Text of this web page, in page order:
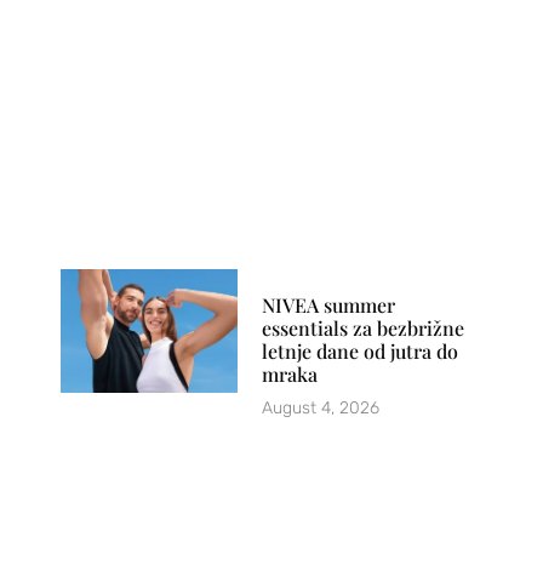
NIVEA summer
essentials za bezbrižne
letnje dane od jutra do
mraka
August 4, 2026